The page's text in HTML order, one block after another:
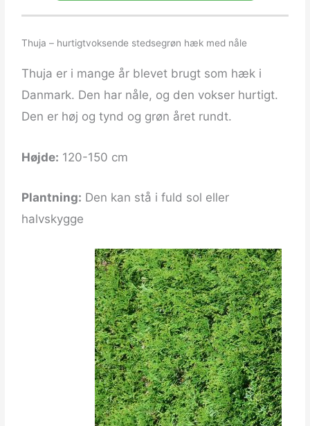
Thuja – hurtigtvoksende stedsegrøn hæk med nåle
Thuja er i mange år blevet brugt som hæk i
Danmark. Den har nåle, og den vokser hurtigt.
Den er høj og tynd og grøn året rundt.
Højde: 120-150 cm
Plantning: Den kan stå i fuld sol eller
halvskygge